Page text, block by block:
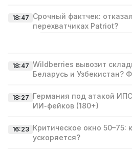
18:47 Срочный фактчек:
перехватчиках Patriot?
18:47 Wildberries вывозит
Беларусь и Узбекистан?
18:27 Германия под атакой
ИИ‑фейков (180+)
16:23 Критическое окно 50–75:
ускоряется?